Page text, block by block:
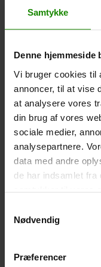
Samtykke
Denne hjemmeside
Vi bruger cookies til
annoncer, til at vise
at analysere vores
din brug af vores
sociale medier,
analysepartnere.
data med andre
de har indsamlet fra
Nødvendig
Præferencer
Vandtæt Pakpose
Volume:
100%
Vandtæt
den er i
Telt – Grand Canyon